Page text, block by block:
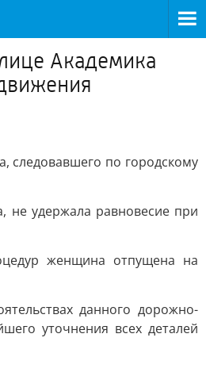
Академика
следовавшего по городскому
не удержала равновесие при
женщина отпущена на
данного дорожно-
уточнения всех деталей